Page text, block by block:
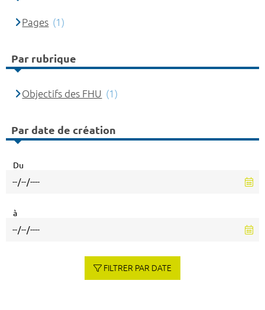
Pages (1)
Par rubrique
Objectifs des FHU (1)
Par date de création
Du
à
FILTRER PAR DATE